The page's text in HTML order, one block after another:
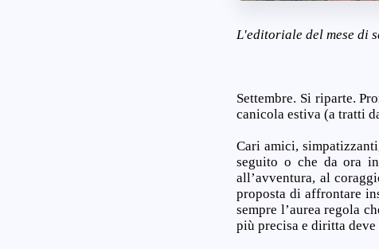
L'editoriale del mese di
Settembre. Si riparte.
canicola estiva (a tratti
Cari amici,
seguito o che da ora
all’avventura, al
proposta di affrontare
sempre l’aurea regola
più precisa e diritta